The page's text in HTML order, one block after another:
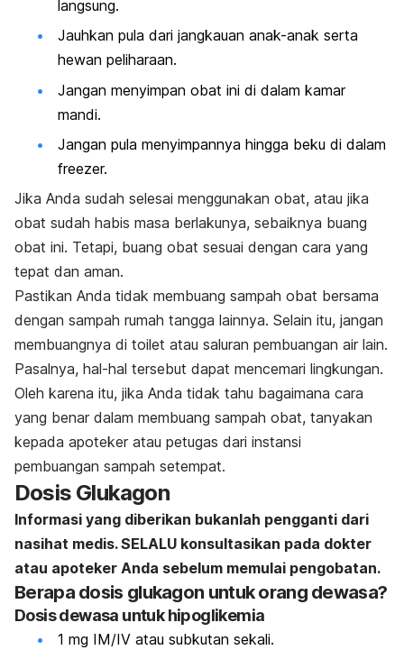
langsung.
Jauhkan pula dari jangkauan anak-anak serta
hewan peliharaan.
Jangan menyimpan obat ini di dalam kamar
mandi.
Jangan pula menyimpannya hingga beku di dalam
freezer.
Jika Anda sudah selesai menggunakan obat, atau jika
obat sudah habis masa berlakunya, sebaiknya buang
obat ini. Tetapi, buang obat sesuai dengan cara yang
tepat dan aman.
Pastikan Anda tidak membuang sampah obat bersama
dengan sampah rumah tangga lainnya. Selain itu, jangan
membuangnya di toilet atau saluran pembuangan air lain.
Pasalnya, hal-hal tersebut dapat mencemari lingkungan.
Oleh karena itu, jika Anda tidak tahu bagaimana cara
yang benar dalam membuang sampah obat, tanyakan
kepada apoteker atau petugas dari instansi
pembuangan sampah setempat.
Dosis Glukagon
Informasi yang diberikan bukanlah pengganti dari
nasihat medis. SELALU konsultasikan pada dokter
atau apoteker Anda sebelum memulai pengobatan.
Berapa dosis glukagon untuk orang dewasa?
Dosis dewasa untuk hipoglikemia
1 mg IM/IV atau subkutan sekali.